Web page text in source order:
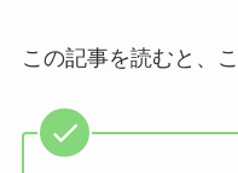
この記事を読むと、